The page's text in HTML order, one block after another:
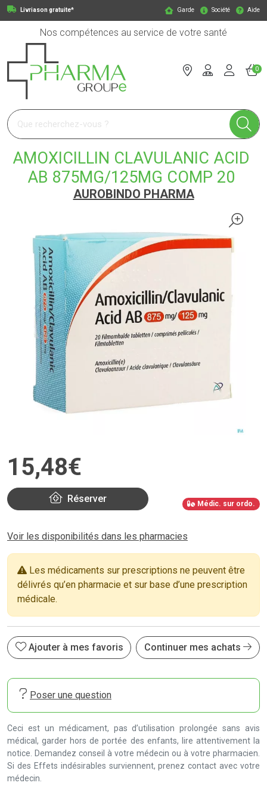
Livriason gratuite* Garde Société Aide
Nos compétences au service de votre santé
Pharmagroupe Votre pharmacie en ligne à votre service
0
AMOXICILLIN CLAVULANIC ACID
AB 875MG/125MG COMP 20
AUROBINDO PHARMA
15,48€
Réserver Médic. sur ordo.
Voir les disponibilités dans les pharmacies
Les médicaments sur prescriptions ne peuvent être
délivrés qu’en pharmacie et sur base d’une prescription
médicale.
Ajouter à mes favoris Continuer mes achats
Poser une question
Ceci est un médicament, pas d’utilisation prolongée sans avis
médical, garder hors de portée des enfants, lire attentivement la
notice. Demandez conseil à votre médecin ou à votre pharmacien.
Si des Effets indésirables surviennent, prenez contact avec votre
médecin.